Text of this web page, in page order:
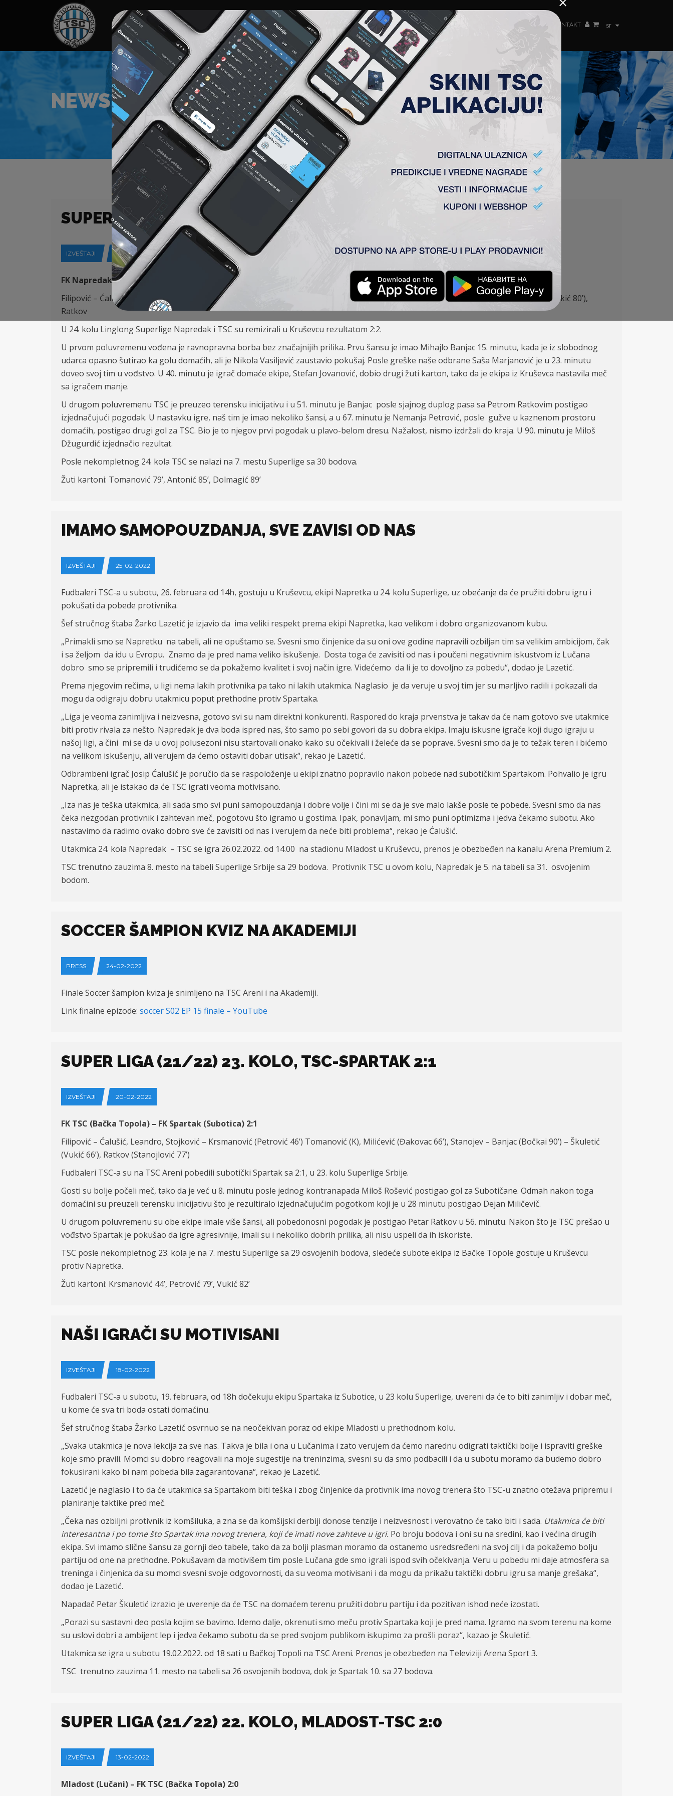
sr
HOME SPONZORI NEWS GALERIJE A TIM ČLANSTVO AKREDITACIJE KLUB AKADEMIJA ŽENSKI TIM KONTAKT
NEWS
SUPER LIGA (21/22) 24. KOLO, NAPREDAK-TSC 2:2
IZVEŠTAJI 26-02-2022
FK Napredak(Kruševac) FK TSC (Bačka Topola) 2:
Filipović – Ćalušić, Antonić, Stojković – Petrović, Tomanović (K), Đakovac, Stanojev (Dolmagić 80 )– Banjac (Milićević 75 ’) – Škuletić (Vukić 80’),
Ratkov
U 24. kolu Linglong Superlige Napredak i TSC su remizirali u Kruševcu rezultatom 2:2.
U prvom poluvremenu vođena je ravnopravna borba bez značajnijih prilika. Prvu šansu je imao Mihajlo Banjac 15. minutu, kada je iz slobodnog
udarca opasno šutirao ka golu domaćih, ali je Nikola Vasiljević zaustavio pokušaj. Posle greške naše odbrane Saša Marjanović je u 23. minutu
doveo svoj tim u vođstvo. U 40. minutu je igrač domaće ekipe, Stefan Jovanović, dobio drugi žuti karton, tako da je ekipa iz Kruševca nastavila meč
sa igračem manje.
U drugom poluvremenu TSC je preuzeo terensku inicijativu i u 51. minutu je Banjac posle sjajnog duplog pasa sa Petrom Ratkovim postigao
izjednačujući pogodak. U nastavku igre, naš tim je imao nekoliko šansi, a u 67. minutu je Nemanja Petrović, posle gužve u kaznenom prostoru
domaćih, postigao drugi gol za TSC. Bio je to njegov prvi pogodak u plavo-belom dresu. Nažalost, nismo izdržali do kraja. U 90. minutu je Miloš
Džugurdić izjednačio rezultat.
Posle nekompletnog 24. kola TSC se nalazi na 7. mestu Superlige sa 30 bodova.
Žuti kartoni: Tomanović 79’, Antonić 85’, Dolmagić 89’
IMAMO SAMOPOUZDANJA, SVE ZAVISI OD NAS
IZVEŠTAJI 25-02-2022
Fudbaleri TSC-a u subotu, 26. februara od 14h, gostuju u Kruševcu, ekipi Napretka u 24. kolu Superlige, uz obećanje da će pružiti dobru igru i
pokušati da pobede protivnika.
Šef stručnog štaba Žarko Lazetić je izjavio da ima veliki respekt prema ekipi Napretka, kao velikom i dobro organizovanom kubu.
„Primakli smo se Napretku na tabeli, ali ne opuštamo se. Svesni smo činjenice da su oni ove godine napravili ozbiljan tim sa velikim ambicijom, čak
i sa željom da idu u Evropu. Znamo da je pred nama veliko iskušenje. Dosta toga će zavisiti od nas i poučeni negativnim iskustvom iz Lučana
dobro smo se pripremili i trudićemo se da pokažemo kvalitet i svoj način igre. Videćemo da li je to dovoljno za pobedu“, dodao je Lazetić.
Prema njegovim rečima, u ligi nema lakih protivnika pa tako ni lakih utakmica. Naglasio je da veruje u svoj tim jer su marljivo radili i pokazali da
mogu da odigraju dobru utakmicu poput prethodne protiv Spartaka.
„Liga je veoma zanimljiva i neizvesna, gotovo svi su nam direktni konkurenti. Raspored do kraja prvenstva je takav da će nam gotovo sve utakmice
biti protiv rivala za nešto. Napredak je dva boda ispred nas, što samo po sebi govori da su dobra ekipa. Imaju iskusne igrače koji dugo igraju u
našoj ligi, a čini mi se da u ovoj polusezoni nisu startovali onako kako su očekivali i želeće da se poprave. Svesni smo da je to težak teren i bićemo
na velikom iskušenju, ali verujem da ćemo ostaviti dobar utisak“, rekao je Lazetić.
Odbrambeni igrač Josip Ćalušić je poručio da se raspoloženje u ekipi znatno popravilo nakon pobede nad subotičkim Spartakom. Pohvalio je igru
Napretka, ali je istakao da će TSC igrati veoma motivisano.
„Iza nas je teška utakmica, ali sada smo svi puni samopouzdanja i dobre volje i čini mi se da je sve malo lakše posle te pobede. Svesni smo da nas
čeka nezgodan protivnik i zahtevan meč, pogotovu što igramo u gostima. Ipak, ponavljam, mi smo puni optimizma i jedva čekamo subotu. Ako
nastavimo da radimo ovako dobro sve će zavisiti od nas i verujem da neće biti problema“, rekao je Ćalušić.
Utakmica 24. kola Napredak – TSC se igra 26.02.2022. od 14.00 na stadionu Mladost u Kruševcu, prenos je obezbeđen na kanalu Arena Premium 2.
TSC trenutno zauzima 8. mesto na tabeli Superlige Srbije sa 29 bodova. Protivnik TSC u ovom kolu, Napredak je 5. na tabeli sa 31. osvojenim
bodom.
SOCCER ŠAMPION KVIZ NA AKADEMIJI
PRESS 24-02-2022
Finale Soccer šampion kviza je snimljeno na TSC Areni i na Akademiji.
Link finalne epizode: soccer S02 EP 15 finale – YouTube
SUPER LIGA (21/22) 23. KOLO, TSC-SPARTAK 2:1
IZVEŠTAJI 20-02-2022
FK TSC (Bačka Topola) – FK Spartak (Subotica) 2:1
Filipović – Ćalušić, Leandro, Stojković – Krsmanović (Petrović 46’) Tomanović (K), Milićević (Đakovac 66’), Stanojev – Banjac (Bočkai 90’) – Škuletić
(Vukić 66’), Ratkov (Stanojlović 77’)
Fudbaleri TSC-a su na TSC Areni pobedili subotički Spartak sa 2:1, u 23. kolu Superlige Srbije.
Gosti su bolje počeli meč, tako da je već u 8. minutu posle jednog kontranapada Miloš Rošević postigao gol za Subotičane. Odmah nakon toga
domaćini su preuzeli terensku inicijativu što je rezultiralo izjednačujućim pogotkom koji je u 28 minutu postigao Dejan Miličevič.
U drugom poluvremenu su obe ekipe imale više šansi, ali pobedonosni pogodak je postigao Petar Ratkov u 56. minutu. Nakon što je TSC prešao u
vođstvo Spartak je pokušao da igre agresivnije, imali su i nekoliko dobrih prilika, ali nisu uspeli da ih iskoriste.
TSC posle nekompletnog 23. kola je na 7. mestu Superlige sa 29 osvojenih bodova, sledeće subote ekipa iz Bačke Topole gostuje u Kruševcu
protiv Napretka.
Žuti kartoni: Krsmanović 44’, Petrović 79’, Vukić 82’
NAŠI IGRAČI SU MOTIVISANI
IZVEŠTAJI 18-02-2022
Fudbaleri TSC-a u subotu, 19. februara, od 18h dočekuju ekipu Spartaka iz Subotice, u 23 kolu Superlige, uvereni da će to biti zanimljiv i dobar meč,
u kome će sva tri boda ostati domaćinu.
Šef stručnog štaba Žarko Lazetić osvrnuo se na neočekivan poraz od ekipe Mladosti u prethodnom kolu.
„Svaka utakmica je nova lekcija za sve nas. Takva je bila i ona u Lučanima i zato verujem da ćemo narednu odigrati taktički bolje i ispraviti greške
koje smo pravili. Momci su dobro reagovali na moje sugestije na treninzima, svesni su da smo podbacili i da u subotu moramo da budemo dobro
fokusirani kako bi nam pobeda bila zagarantovana“, rekao je Lazetić.
Lazetić je naglasio i to da će utakmica sa Spartakom biti teška i zbog činjenice da protivnik ima novog trenera što TSC-u znatno otežava pripremu i
planiranje taktike pred meč.
„Čeka nas ozbiljni protivnik iz komšiluka, a zna se da komšijski derbiji donose tenzije i neizvesnost i verovatno će tako biti i sada. Utakmica će biti
interesantna i po tome što Spartak ima novog trenera, koji će imati nove zahteve u igri. Po broju bodova i oni su na sredini, kao i većina drugih
ekipa. Svi imamo slične šansu za gornji deo tabele, tako da za bolji plasman moramo da ostanemo usredsređeni na svoj cilj i da pokažemo bolju
partiju od one na prethodne. Pokušavam da motivišem tim posle Lučana gde smo igrali ispod svih očekivanja. Veru u pobedu mi daje atmosfera sa
treninga i činjenica da su momci svesni svoje odgovornosti, da su veoma motivisani i da mogu da prikažu taktički dobru igru sa manje grešaka“,
dodao je Lazetić.
Napadač Petar Škuletić izrazio je uverenje da će TSC na domaćem terenu pružiti dobru partiju i da pozitivan ishod neće izostati.
„Porazi su sastavni deo posla kojim se bavimo. Idemo dalje, okrenuti smo meču protiv Spartaka koji je pred nama. Igramo na svom terenu na kome
su uslovi dobri a ambijent lep i jedva čekamo subotu da se pred svojom publikom iskupimo za prošli poraz“, kazao je Škuletić.
Utakmica se igra u subotu 19.02.2022. od 18 sati u Bačkoj Topoli na TSC Areni. Prenos je obezbeđen na Televiziji Arena Sport 3.
TSC trenutno zauzima 11. mesto na tabeli sa 26 osvojenih bodova, dok je Spartak 10. sa 27 bodova.
SUPER LIGA (21/22) 22. KOLO, MLADOST-TSC 2:0
IZVEŠTAJI 13-02-2022
Mladost (Lučani) – FK TSC (Bačka Topola) 2:0